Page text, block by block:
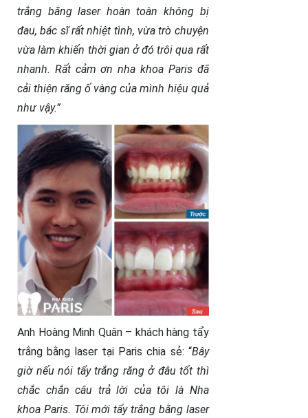
trắng bằng laser hoàn toàn không bị
đau, bác sĩ rất nhiệt tình, vừa trò chuyện
vừa làm khiến thời gian ở đó trôi qua rất
nhanh. Rất cảm ơn nha khoa Paris đã
cải thiện răng ố vàng của mình hiệu quả
như vậy.”
Anh Hoàng Minh Quân – khách hàng tẩy
trắng bằng laser tại Paris chia sẻ: “Bây
giờ nếu nói tẩy trắng răng ở đâu tốt thì
chắc chắn câu trả lời của tôi là Nha
khoa Paris. Tôi mới tẩy trắng bằng laser